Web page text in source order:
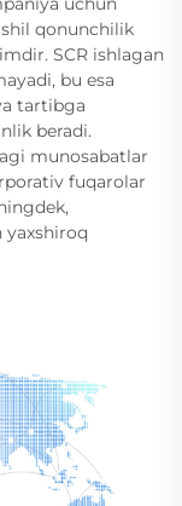
qonunchilik
SCR ishlagan
bu esa
tartibga
beradi.
munosabatlar
fuqarolar
yaxshiroq